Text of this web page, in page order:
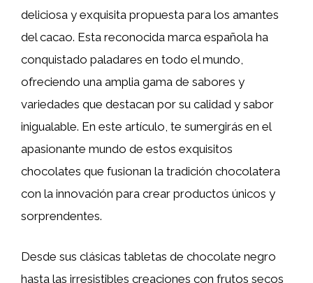
deliciosa y exquisita propuesta para los amantes
del cacao. Esta reconocida marca española ha
conquistado paladares en todo el mundo,
ofreciendo una amplia gama de sabores y
variedades que destacan por su calidad y sabor
inigualable. En este artículo, te sumergirás en el
apasionante mundo de estos exquisitos
chocolates que fusionan la tradición chocolatera
con la innovación para crear productos únicos y
sorprendentes.
Desde sus clásicas tabletas de chocolate negro
hasta las irresistibles creaciones con frutos secos